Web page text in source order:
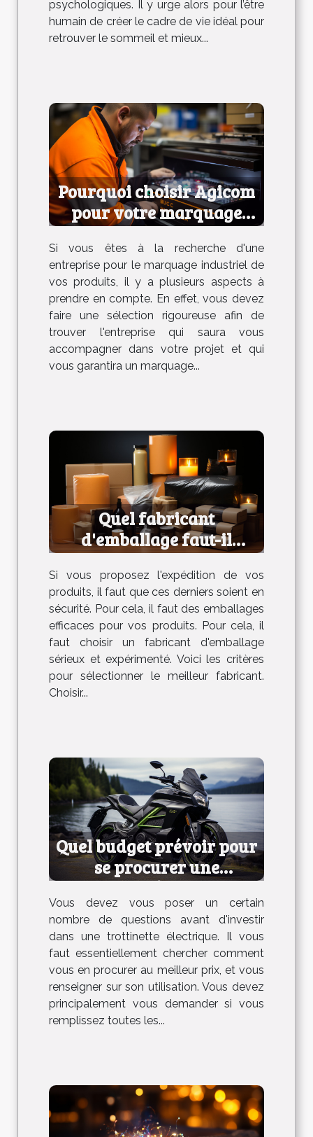
psychologiques. Il y urge alors pour l’être
humain de créer le cadre de vie idéal pour
retrouver le sommeil et mieux...
Pourquoi choisir Agicom
pour votre marquage
industriel ?
Si vous êtes à la recherche d'une
entreprise pour le marquage industriel de
vos produits, il y a plusieurs aspects à
prendre en compte. En effet, vous devez
faire une sélection rigoureuse afin de
trouver l'entreprise qui saura vous
accompagner dans votre projet et qui
vous garantira un marquage...
Quel fabricant
d'emballage faut-il
choisir ?
Si vous proposez l'expédition de vos
produits, il faut que ces derniers soient en
sécurité. Pour cela, il faut des emballages
efficaces pour vos produits. Pour cela, il
faut choisir un fabricant d'emballage
sérieux et expérimenté. Voici les critères
pour sélectionner le meilleur fabricant.
Choisir...
Quel budget prévoir pour
se procurer une
trottinette électrique ?
Vous devez vous poser un certain
nombre de questions avant d'investir
dans une trottinette électrique. Il vous
faut essentiellement chercher comment
vous en procurer au meilleur prix, et vous
renseigner sur son utilisation. Vous devez
principalement vous demander si vous
remplissez toutes les...